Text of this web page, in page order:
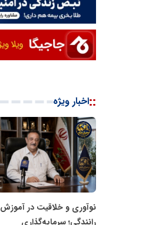
::اخبار ویژه
نوآوری و خلاقیت در آموزش
رانندگی؛ سرمایه‌گذاری
شبکه
خبری
مدیران
نابغه